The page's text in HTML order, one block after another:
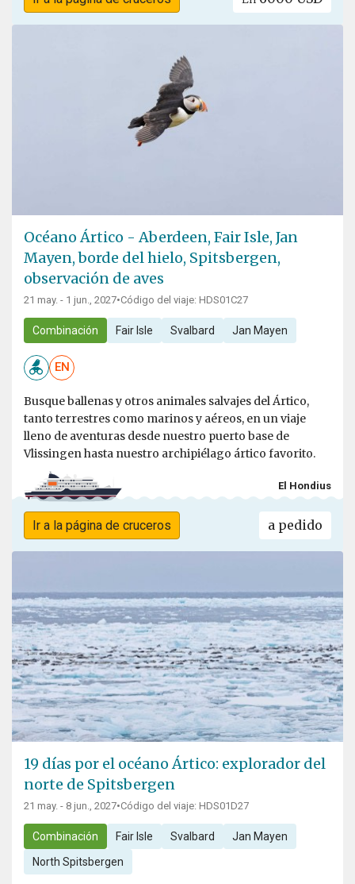
Océano Ártico - Aberdeen, Fair Isle, Jan
Mayen, borde del hielo, Spitsbergen,
observación de aves
21 may. - 1 jun., 2027•Código del viaje: HDS01C27
Combinación Fair Isle Svalbard Jan Mayen
EN
Busque ballenas y otros animales salvajes del Ártico,
tanto terrestres como marinos y aéreos, en un viaje
lleno de aventuras desde nuestro puerto base de
Vlissingen hasta nuestro archipiélago ártico favorito.
El Hondius
Ir a la página de cruceros a pedido
19 días por el océano Ártico: explorador del
norte de Spitsbergen
21 may. - 8 jun., 2027•Código del viaje: HDS01D27
Combinación Fair Isle Svalbard Jan Mayen
North Spitsbergen